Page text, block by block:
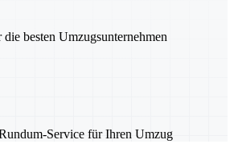
besten Umzugsunternehmen
Service für Ihren Umzug